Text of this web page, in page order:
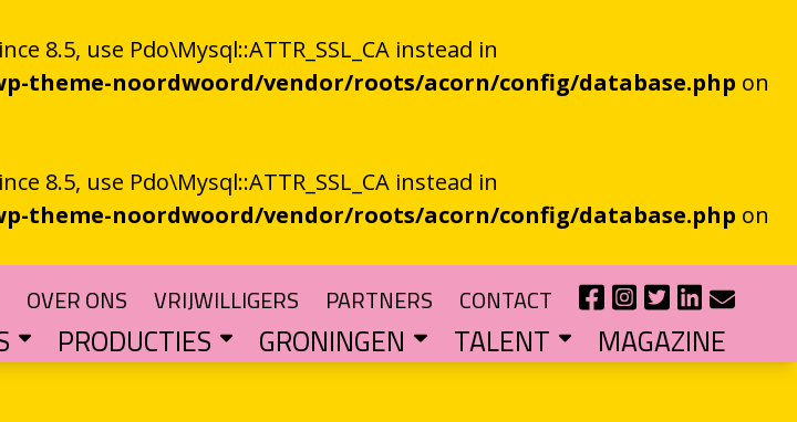
8.5, use Pdo\Mysql::ATTR_SSL_CA instead in
theme-noordwoord/vendor/roots/acorn/config/database.php on
8.5, use Pdo\Mysql::ATTR_SSL_CA instead in
theme-noordwoord/vendor/roots/acorn/config/database.php on
OVER ONS VRIJWILLIGERS PARTNERS CONTACT
PRODUCTIES GRONINGEN TALENT MAGAZINE